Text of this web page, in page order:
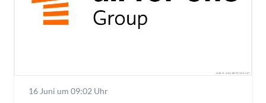
16 Juni um 09:02 Uhr